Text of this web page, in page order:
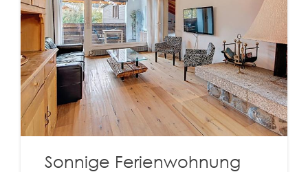
Sonnige Ferienwohnung